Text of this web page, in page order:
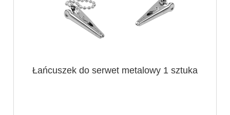
Łańcuszek do serwet metalowy 1 sztuka